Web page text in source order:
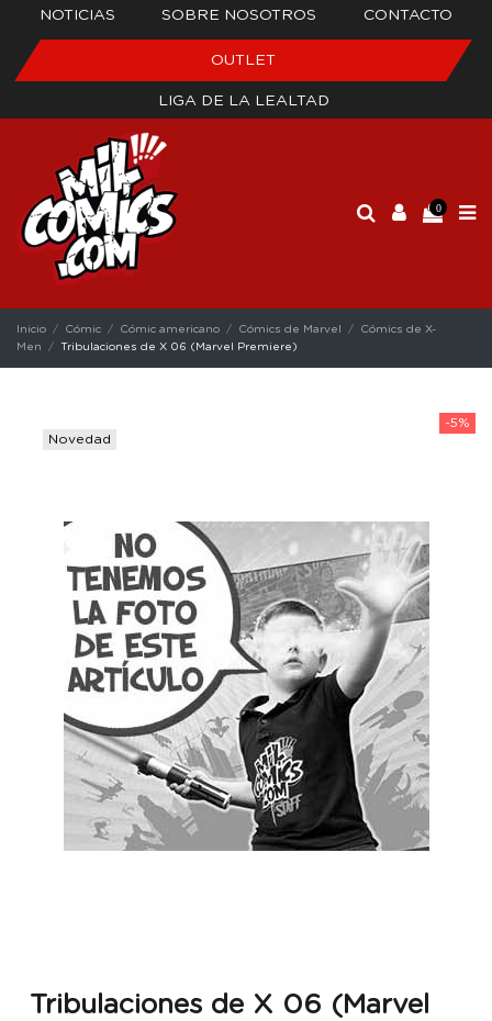
NOTICIAS SOBRE NOSOTROS CONTACTO
OUTLET
LIGA DE LA LEALTAD
0
Inicio Cómic Cómic americano Cómics de Marvel
Cómics de X-
Men
Tribulaciones de X 06 (Marvel Premiere)
-5%
Novedad
Tribulaciones de X 06 (Marvel